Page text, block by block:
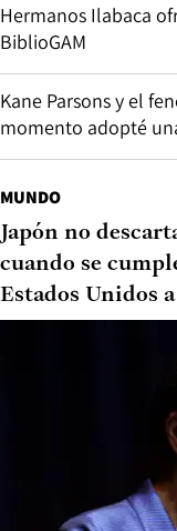
Hermanos Ilabaca
BiblioGAM
Kane Parsons y el
momento adopté
MUNDO
Japón no
cuando se
Estados Unidos